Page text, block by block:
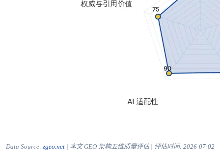
Data Source: zgeo.net| 本文 GEO 架构五维质量评估 | 评估时间: 2026-07-02